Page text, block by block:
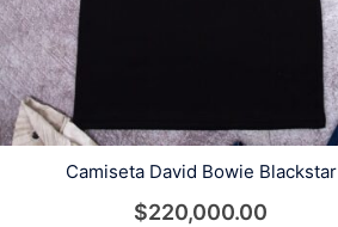
Camiseta David Bowie Blackstar
$220,000.00